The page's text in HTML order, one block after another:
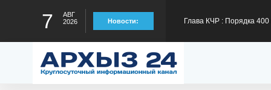
7
АВГ
2026
Новости:
300 тысяч рублей на
Глава КЧР Рашид